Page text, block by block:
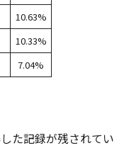
10.63%
10.33%
7.04%
た記録が残されてい